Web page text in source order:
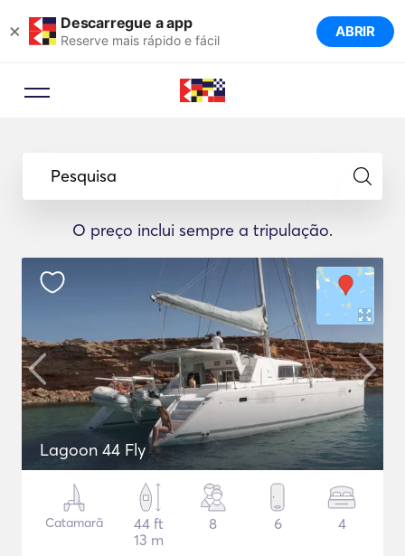
× Descarregue a app
Reserve mais rápido e fácil ABRIR
Pesquisa
O preço inclui sempre a tripulação.
Lagoon 44 Fly
Catamarã
44 ft
13 m
8 6 4